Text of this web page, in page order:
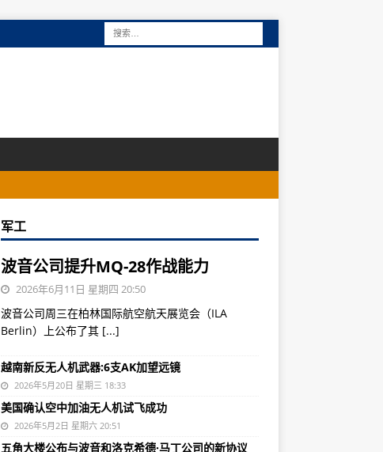
军工
波音公司提升MQ-28作战能力
2026年6月11日 星期四 20:50
波音公司周三在柏林国际航空航天展览会（ILA
Berlin）上公布了其 [...]
越南新反无人机武器:6支AK加望远镜
2026年5月20日 星期三 18:33
美国确认空中加油无人机试飞成功
2026年5月2日 星期六 20:51
五角大楼公布与波音和洛克希德·马丁公司的新协议